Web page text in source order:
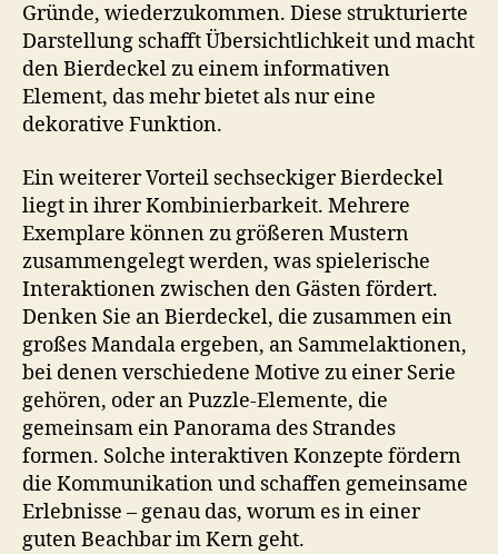
Gründe, wiederzukommen. Diese strukturierte
Darstellung schafft Übersichtlichkeit und macht
den Bierdeckel zu einem informativen
Element, das mehr bietet als nur eine
dekorative Funktion.
Ein weiterer Vorteil sechseckiger Bierdeckel
liegt in ihrer Kombinierbarkeit. Mehrere
Exemplare können zu größeren Mustern
zusammengelegt werden, was spielerische
Interaktionen zwischen den Gästen fördert.
Denken Sie an Bierdeckel, die zusammen ein
großes Mandala ergeben, an Sammelaktionen,
bei denen verschiedene Motive zu einer Serie
gehören, oder an Puzzle-Elemente, die
gemeinsam ein Panorama des Strandes
formen. Solche interaktiven Konzepte fördern
die Kommunikation und schaffen gemeinsame
Erlebnisse – genau das, worum es in einer
guten Beachbar im Kern geht.